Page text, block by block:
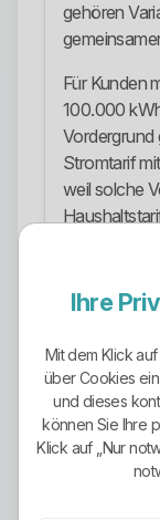
gehören
Für Kunden
100.000
Vordergrund
Stromtarif
weil solche
es
nicht
Die
Ihre
Mit dem Klick
über Cookies
und dieses
können Sie Ihre
Klick auf „Nur